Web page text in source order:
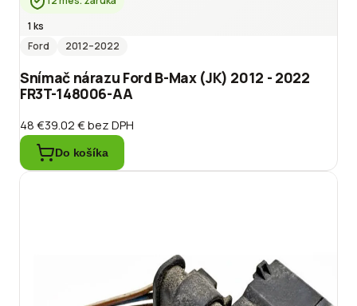
1 ks
Ford
2012–2022
Snímač nárazu Ford B-Max (JK) 2012 - 2022
FR3T-148006-AA
48 €39.02 €bez DPH
Do košíka